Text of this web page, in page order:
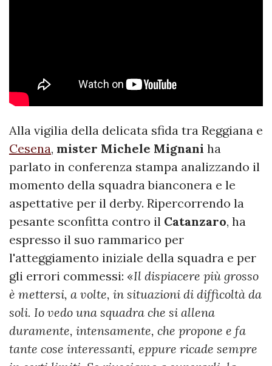
Alla vigilia della delicata sfida tra Reggiana e
Cesena, mister Michele Mignani ha
parlato in conferenza stampa analizzando il
momento della squadra bianconera e le
aspettative per il derby. Ripercorrendo la
pesante sconfitta contro il Catanzaro, ha
espresso il suo rammarico per
l'atteggiamento iniziale della squadra e per
gli errori commessi: «Il dispiacere più grosso
è mettersi, a volte, in situazioni di difficoltà da
soli. Io vedo una squadra che si allena
duramente, intensamente, che propone e fa
tante cose interessanti, eppure ricade sempre